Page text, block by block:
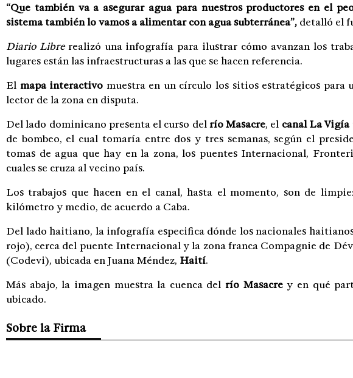
“Que también va a asegurar agua para nuestros productores en el
sistema también lo vamos a alimentar con agua subterránea”, detalló el
Diario Librerealizó una infografía para ilustrar cómo avanzan los
lugares están las infraestructuras a las que se hacen referencia.
El mapa interactivo muestra en un círculo los sitios estratégicos para
lector de la zona en disputa.
Del lado dominicano presenta el curso delrío Masacre, el canal La Vigía
de bombeo, el cual tomaría entre dos y tres semanas, según el
tomas de agua que hay en la zona, los puentes Internacional,
cuales se cruza al vecino país.
Los trabajos que hacen en el canal, hasta el momento, son de
kilómetro y medio, de acuerdo a Caba.
Del lado haitiano, la infografía especifica dónde los nacionales
rojo), cerca del puente Internacional y la zona franca Compagnie de
(Codevi), ubicada en Juana Méndez, Haití.
Más abajo, la imagen muestra la cuenca delrío Masacrey en qué
ubicado.
Sobre la Firma